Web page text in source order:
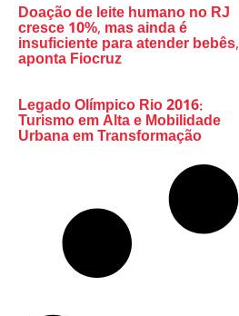
Doação de leite humano no RJ
cresce 10%, mas ainda é
insuficiente para atender bebês,
aponta Fiocruz
Legado Olímpico Rio 2016:
Turismo em Alta e Mobilidade
Urbana em Transformação